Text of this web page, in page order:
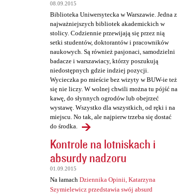
08.09.2015
Biblioteka Uniwersytecka w Warszawie. Jedna z
najważniejszych bibliotek akademickich w
stolicy. Codziennie przewijają się przez nią
setki studentów, doktorantów i pracowników
naukowych. Są również pasjonaci, samodzielni
badacze i warszawiacy, którzy poszukują
niedostępnych gdzie indziej pozycji.
Wycieczka po mieście bez wizyty w BUW-ie też
się nie liczy. W wolnej chwili można tu pójść na
kawę, do słynnych ogrodów lub obejrzeć
wystawę. Wszystko dla wszystkich, od ręki i na
miejscu. No tak, ale najpierw trzeba się dostać
do środka.
Kontrole na lotniskach i
absurdy nadzoru
01.09.2015
Na łamach Dziennika Opinii, Katarzyna
Szymielewicz przedstawia swój absurd